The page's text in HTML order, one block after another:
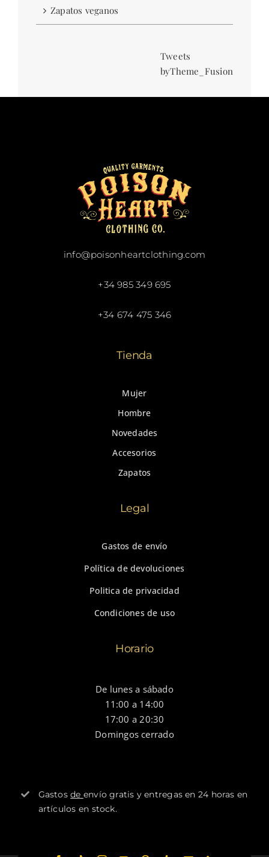
Zapatos veganos
Tweets
byTheme_Fusion
info@poisonheartclothing.com
+34 985 349 695
+34 674 475 346
Tienda
Mujer
Hombre
Novedades
Accesorios
Zapatos
Legal
Gastos de envío
Política de devoluciones
Politica de privacidad
Condiciones de uso
Horario
De lunes a sábado
11:00 a 14:00
17:00 a 20:30
Domingos cerrado
Gastosde envío gratis y entregas en 24 horas en
artículos en stock.